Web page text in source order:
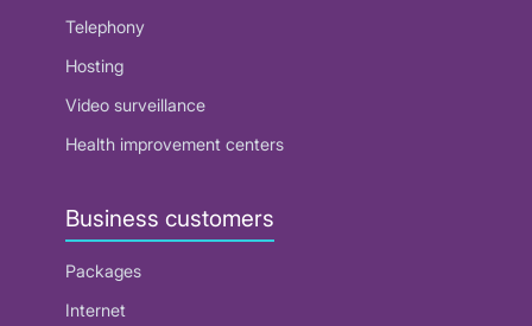
Telephony
Hosting
Video surveillance
Health improvement centers
Business customers
Packages
Internet